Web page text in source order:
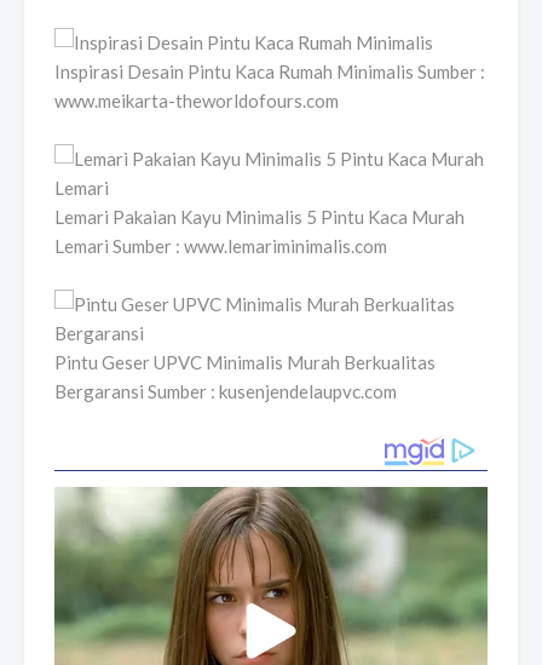
Inspirasi Desain Pintu Kaca Rumah Minimalis Sumber :
www.meikarta-theworldofours.com
Lemari Pakaian Kayu Minimalis 5 Pintu Kaca Murah
Lemari Sumber : www.lemariminimalis.com
Pintu Geser UPVC Minimalis Murah Berkualitas
Bergaransi Sumber : kusenjendelaupvc.com